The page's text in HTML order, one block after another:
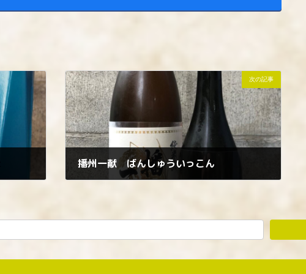
次の記事
播州一献 ばんしゅういっこん